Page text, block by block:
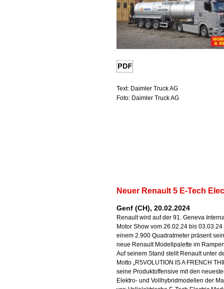
Text: Daimler Truck AG
Foto: Daimler Truck AG
Neuer Renault 5 E-Tech
Genf (CH), 20.02.2024
Renault wird auf der 91. Geneva
Motor Show vom 26.02.24 bis 03.03.24
einem 2.900 Quadratmeter präsent
neue Renault Modellpalette im
Auf seinem Stand stellt Renault unter
Motto „R5VOLUTION IS A FRENCH
seine Produktoffensive mit den
Elektro- und Vollhybridmodellen der